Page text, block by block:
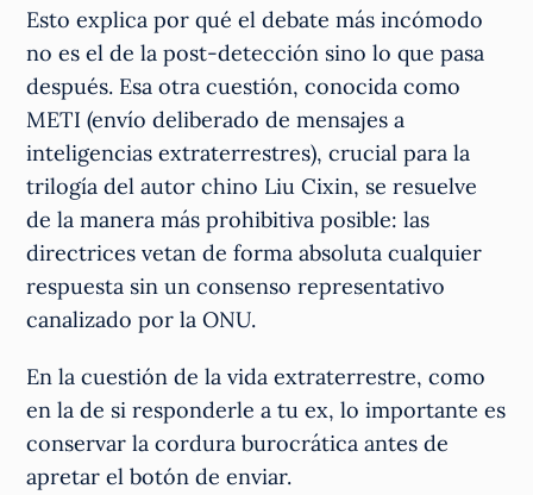
Esto explica por qué el debate más incómodo
no es el de la post-detección sino lo que pasa
después. Esa otra cuestión, conocida como
METI (envío deliberado de mensajes a
inteligencias extraterrestres), crucial para la
trilogía del autor chino Liu Cixin, se resuelve
de la manera más prohibitiva posible: las
directrices vetan de forma absoluta cualquier
respuesta sin un consenso representativo
canalizado por la ONU.
En la cuestión de la vida extraterrestre, como
en la de si responderle a tu ex, lo importante es
conservar la cordura burocrática antes de
apretar el botón de enviar.